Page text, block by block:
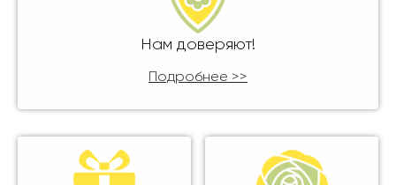
Нам доверяют!
Подробнее >>